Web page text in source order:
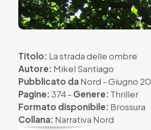
Titolo: La strada delle ombre
Autore: Mikel Santiago
Pubblicato daNord - Giugno
Pagine:374 - Genere: Thriller
Formato disponibile: Brossura
Collana: Narrativa Nord